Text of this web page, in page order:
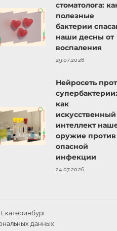
стоматолога:
полезные
бактерии
наши десны от
воспаления
29.07.2026
Нейросеть
супербактерии:
как
искусственный
интеллект
оружие против
опасной
инфекции
24.07.2026
данных